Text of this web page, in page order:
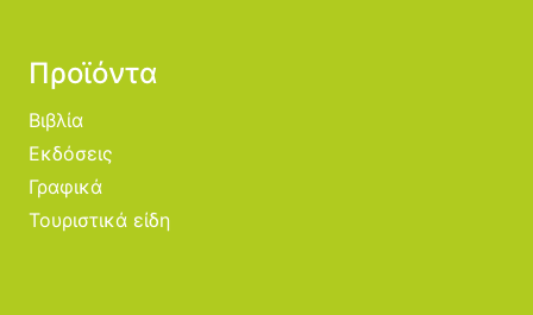
Προϊόντα
Βιβλία
Εκδόσεις
Γραφικά
Τουριστικά είδη